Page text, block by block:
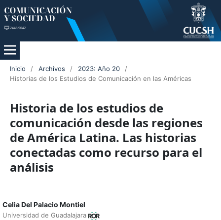
Inicio / Archivos / 2023: Año 20
/
Historias de los Estudios de Comunicación en las Américas
Historia de los estudios de
comunicación desde las regiones
de América Latina. Las historias
conectadas como recurso para el
análisis
Celia Del Palacio Montiel
Universidad de Guadalajara